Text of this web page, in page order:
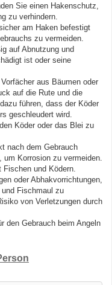
Sie einen Hakenschutz,
zu verhindern.
am Haken befestigt
zu vermeiden.
auf Abnutzung und
ist oder seine
aus Bäumen oder
auf die Rute und die
führen, dass der Köder
geschleudert wird.
Köder oder das Blei zu
nach dem Gebrauch
um Korrosion zu vermeiden.
und Ködern.
oder Abhakvorrichtungen,
Fischmaul zu
von Verletzungen durch
den Gebrauch beim Angeln